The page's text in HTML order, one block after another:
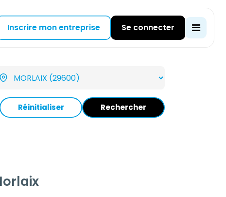
Inscrire mon entreprise Se connecter
Réinitialiser Rechercher